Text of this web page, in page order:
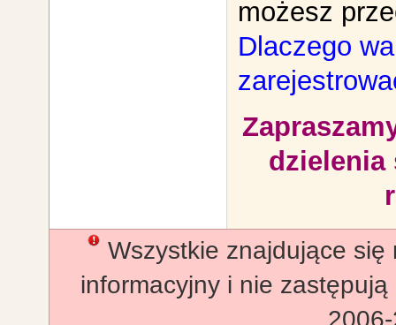
możesz
Dlaczego
dzielenia
Wszystkie znajdujące się
informacyjny i nie